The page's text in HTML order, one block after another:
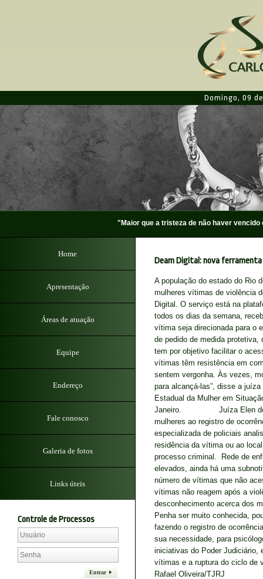
Domingo, 09
"Maior que a tristeza de não haver vencido
Home
Apresentação
Áreas de atuação
Equipe
Endereço
Fale conosco
Galeria de fotos
Links úteis
Controle de Processos
Entrar
Deam Digital: nova
A população do estado do Rio
mulheres vítimas de violência
Digital. O serviço está na
todos os dias da semana,
vítima seja direcionada para o
de pedido de medida
tem por objetivo facilitar o
vítimas têm resistência em
sentem vergonha. Às vezes,
para alcançá-las”, disse a
Estadual da Mulher em
Janeiro. Juíza Elen de
mulheres ao registro de
especializada de policiais
residência da vítima ou ao
processo criminal. Rede de
elevados, ainda há uma
número de vítimas que não
vítimas não reagem após a
desconhecimento acerca dos
Penha ser muito conhecida,
fazendo o registro de
sua necessidade, para
iniciativas do Poder Judiciário,
vítimas e a ruptura do ciclo de
Rafael Oliveira/TJRJ